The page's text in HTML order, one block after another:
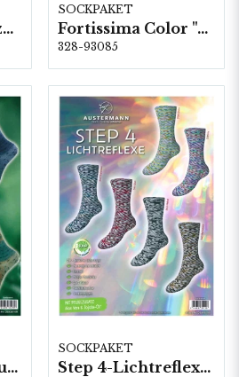
Step 6-Intermezzo, 5 färger á 1,5 kg.
SOCKPAKET
Fortissima Color "Anden Colours" 6-fach, 5 färger á 1,5 kg.
328-93085
Sockina Color "Punto" 4-fach, 6 färger á 1,0 kg.
SOCKPAKET
Step 4-Lichtreflexe, 6 färger á 1,0 kg.